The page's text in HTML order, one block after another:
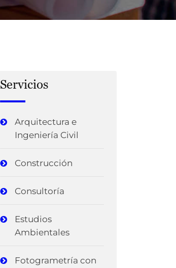
Servicios
Arquitectura e
Ingeniería Civil
Construcción
Consultoría
Estudios
Ambientales
Fotogrametría con